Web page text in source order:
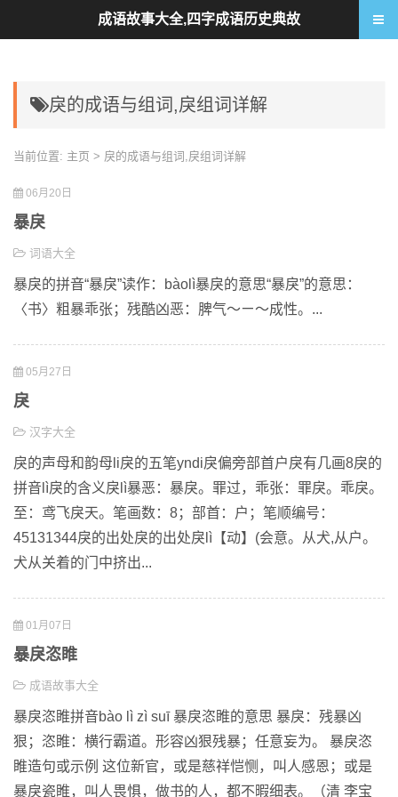
戾的成语与组词,戾组词详解
当前位置: 主页 > 戾的成语与组词,戾组词详解
06月20日
暴戾
词语大全
暴戾的拼音“暴戾”读作：bàolì暴戾的意思“暴戾”的意思：
〈书〉粗暴乖张；残酷凶恶：脾气～ㄧ～成性。...
05月27日
戾
汉字大全
戾的声母和韵母li戾的五笔yndi戾偏旁部首户戾有几画8戾的
拼音lì戾的含义戾lì暴恶：暴戾。罪过，乖张：罪戾。乖戾。
至：鸢飞戾天。笔画数：8；部首：户；笔顺编号：
45131344戾的出处戾的出处戾lì【动】(会意。从犬,从户。
犬从关着的门中挤出...
01月07日
暴戾恣睢
成语故事大全
暴戾恣睢拼音bào lì zì suī 暴戾恣睢的意思 暴戾：残暴凶
狠；恣睢：横行霸道。形容凶狠残暴；任意妄为。 暴戾恣
睢造句或示例 这位新官，或是慈祥恺恻，叫人感恩；或是
暴戾瓷睢，叫人畏惧，做书的人，都不暇细表。（清 李宝
成语故事大全,四字成语历史典故